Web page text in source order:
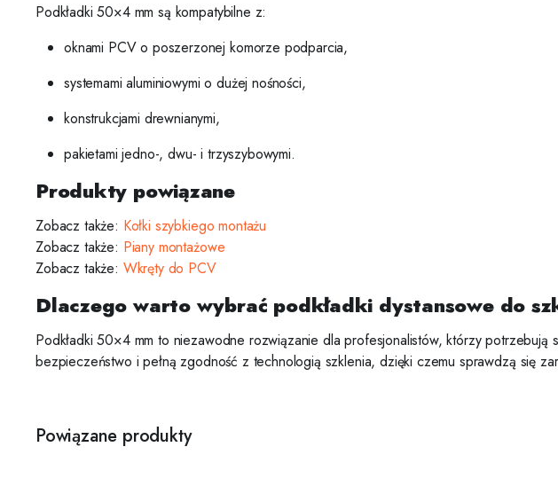
Podkładki 50×4 mm są kompatybilne z:
oknami PCV o poszerzonej komorze podparcia,
systemami aluminiowymi o dużej nośności,
konstrukcjami drewnianymi,
pakietami jedno-, dwu- i trzyszybowymi.
Produkty powiązane
Zobacz także: Kołki szybkiego montażu
Zobacz także: Piany montażowe
Zobacz także: Wkręty do PCV
Dlaczego warto wybrać podkładki dystansowe do
Podkładki 50×4 mm to niezawodne rozwiązanie dla profesjonalistów, którzy
bezpieczeństwo i pełną zgodność z technologią szklenia, dzięki czemu sprawdzą się
Powiązane produkty